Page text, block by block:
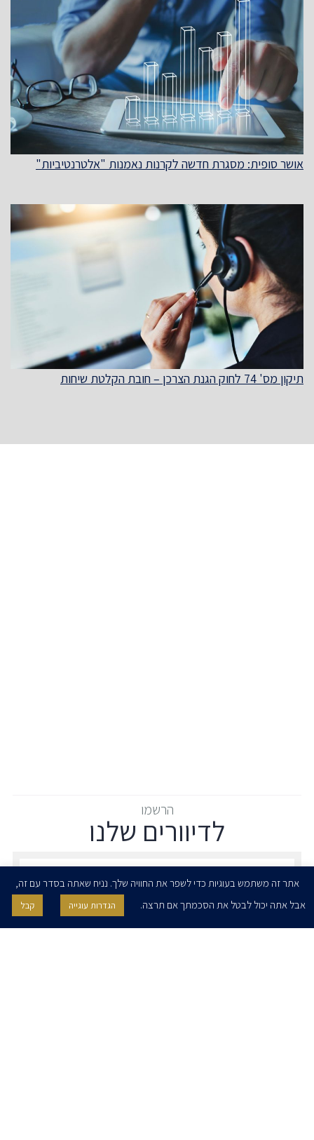
אושר סופית: מסגרת חדשה לקרנות נאמנות "אלטרנטיביות"
תיקון מס' 74 לחוק הגנת הצרכן – חובת הקלטת שיחות
הרשמו
לדיוורים שלנו
אני מאשר/ת בזאת להרצוג, פוקס, נאמן ושות' לשלוח לי ניוזלטרים,
הודעות והזמנות לאירועים וכנסים. אני רשאי/ת לחזור בי מהסכמתי לעיל בכל
אתר זה משתמש בעוגיות כדי לשפר את החוויה שלך. נניח שאתה בסדר עם זה,
אבל אתה יכול לבטל את הסכמתך אם תרצה.
הגדרות עוגייה קבל